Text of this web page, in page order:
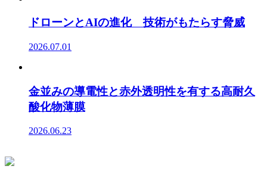
ドローンとAIの進化 技術がもたらす脅威
2026.07.01
金並みの導電性と赤外透明性を有する高耐久
酸化物薄膜
2026.06.23